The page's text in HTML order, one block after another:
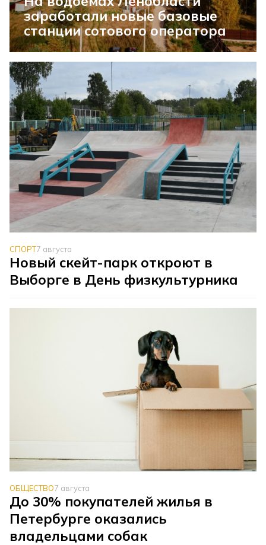
заработали новые базовые
станции сотового оператора
СПОРТ7 августа
Новый скейт-парк откроют в
Выборге в День физкультурника
ОБЩЕСТВО7 августа
До 30% покупателей жилья в
Петербурге оказались
владельцами собак